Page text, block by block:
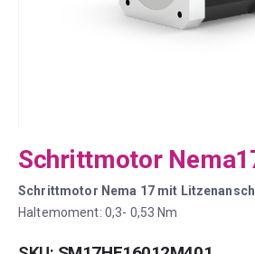
Anfang
der
Bildergalerie
springen
Schrittmotor
Schrittmotor Nema 17 mit
Haltemoment: 0,3- 0,53 Nm